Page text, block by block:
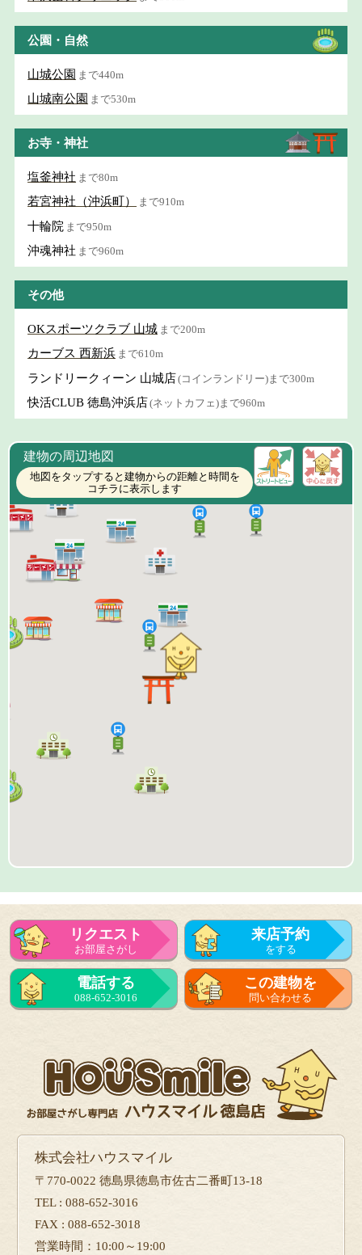
公園・自然
山城公園 まで440m
山城南公園 まで530m
お寺・神社
塩釜神社 まで80m
若宮神社（沖浜町） まで910m
十輪院 まで950m
沖魂神社 まで960m
その他
OKスポーツクラブ 山城 まで200m
カーブス 西新浜 まで610m
ランドリークィーン 山城店(コインランドリー)まで300m
快活CLUB 徳島沖浜店(ネットカフェ)まで960m
建物の周辺地図
地図をタップすると建物からの距離と時間を
コチラに表示します
リクエスト
お部屋さがし
来店予約
をする
来店予約
をする
電話する
088-652-3016
この建物を
問い合わせる
株式会社ハウスマイル
〒770-0022 徳島県徳島市佐古二番町13-18
TEL : 088-652-3016
FAX : 088-652-3018
営業時間：10:00～19:00